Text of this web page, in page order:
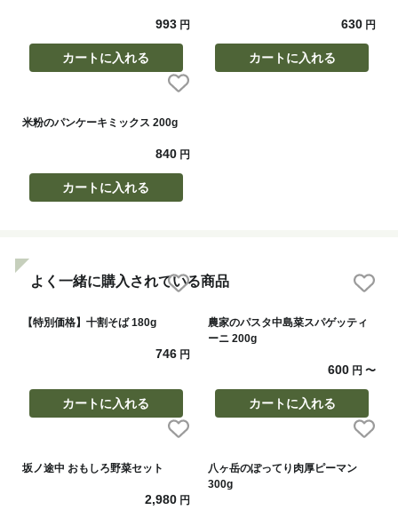
993円
カートに入れる
630 円
カートに入れる
米粉のパンケーキミックス 200g
840円
カートに入れる
よく一緒に購入されている商品
【特別価格】十割そば 180g
746円
カートに入れる
農家のパスタ中島菜スパゲッティ
ーニ 200g
600 円〜
カートに入れる
坂ノ途中 おもしろ野菜セット
2,980円
八ヶ岳のぽってり肉厚ピーマン
300g